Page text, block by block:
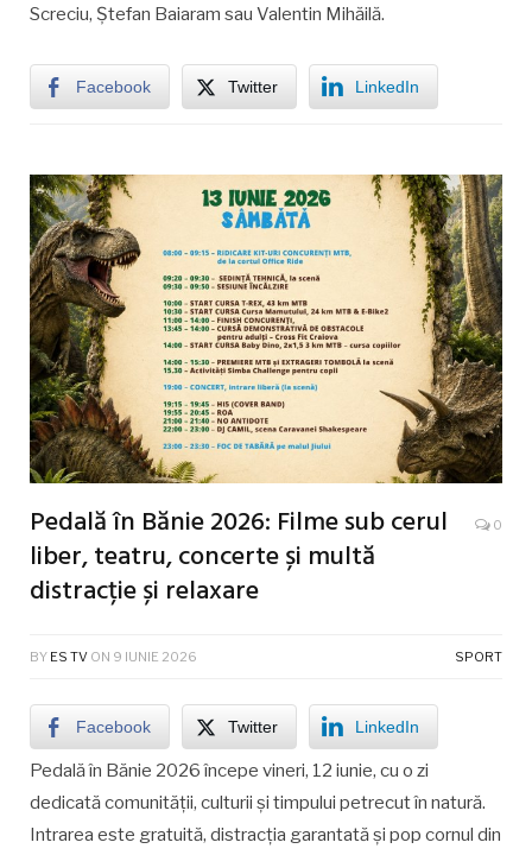
Screciu, Ștefan Baiaram sau Valentin Mihăilă.
Facebook Twitter LinkedIn
Pedală în Bănie 2026: Filme sub cerul
liber, teatru, concerte și multă
distracție și relaxare
0
BY ES TV ON 9 IUNIE 2026 SPORT
Facebook Twitter LinkedIn
Pedală în Bănie 2026 începe vineri, 12 iunie, cu o zi
dedicată comunității, culturii și timpului petrecut în natură.
Intrarea este gratuită, distracția garantată și pop cornul din